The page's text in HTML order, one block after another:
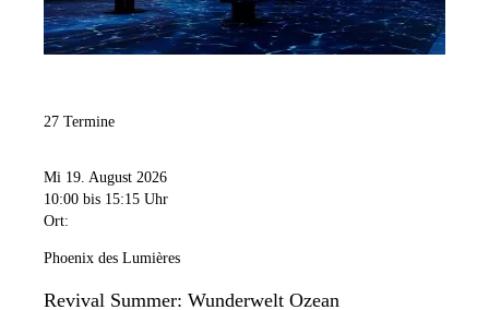
27 Termine
Mi 19. August 2026
10:00 bis 15:15 Uhr
Ort:
Phoenix des Lumières
Revival Summer: Wunderwelt Ozean